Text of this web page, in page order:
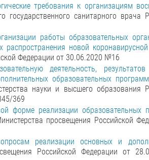
требования к организациям
государственного санитарного врача
работы образовательных
новой
Федерации от 30.06.2020 №16
деятельность, результатов
образовательных
науки и высшего образования
369
форме реализации образовательных
просвещения Российской
реализации основных и
Российской Федерации от